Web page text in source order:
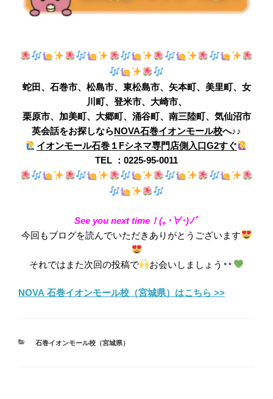
蛇田、石巻市、松島市、東松島市、矢本町、美里町、女
川町、登米市、大崎市、
栗原市、加美町、大郷町、涌谷町、南三陸町、気仙沼市
英会話をお探しならNOVA石巻イオンモール校へ♪♪
イオンモール石巻１Fシネマ専門店側入口G2すぐ
TEL ：0225-95-0011
See you next time！(｡･∀･)ﾉﾞ
今回もブログを読んでいただきありがとうございます
それではまた次回の投稿で お会いしましょう
NOVA 石巻イオンモール校（宮城県）はこちら >>
カ
石巻イオンモール校（宮城県）